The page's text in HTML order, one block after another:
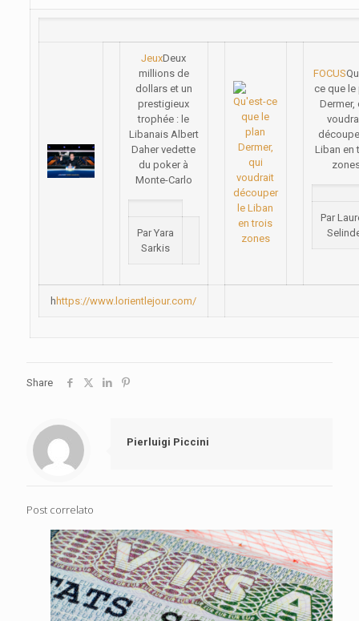
JeuxDeux
millions de
dollars et un
prestigieux
trophée : le
Libanais Albert
Daher vedette
du poker à
Monte-Carlo
Par Yara
Sarkis
FOCUS
ce que le
Dermer,
Liban en
Par
h https://www.lorientlejour.com/
Share
Pierluigi Piccini
Post correlato